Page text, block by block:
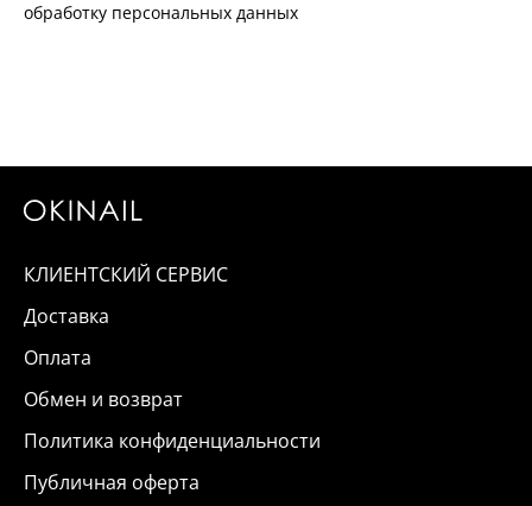
обработку персональных данных
КЛИЕНТСКИЙ СЕРВИС
Доставка
Оплата
Обмен и возврат
Политика конфиденциальности
Публичная оферта